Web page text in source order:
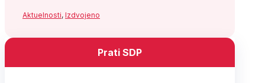
Aktuelnosti, Izdvojeno
Prati SDP